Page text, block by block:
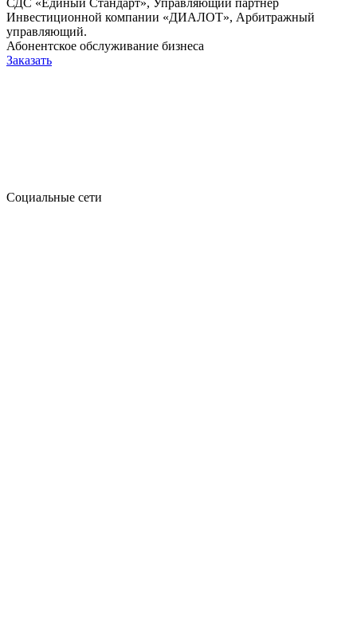
СДС «Единый Стандарт», Управляющий партнер
Инвестиционной компании «ДИАЛОТ», Арбитражный
управляющий.
Абонентское обслуживание бизнеса
Заказать
Социальные сети